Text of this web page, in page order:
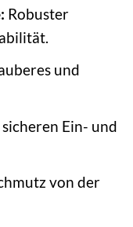
Robuster
und
Ein- und
von der